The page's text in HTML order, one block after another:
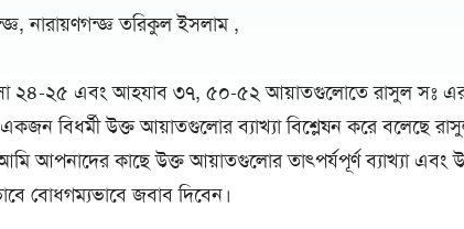
নারায়ণগন্জ্ঞ তরিকুল ইসলাম ,
২৪-২৫ এবং আহযাব ৩৭, ৫০-৫২ আয়াতগুলোতে রাসুল সঃ এর
বিধর্মী উক্ত আয়াতগুলোর ব্যাখ্যা বিশ্লেষন করে বলেছে
আপনাদের কাছে উক্ত আয়াতগুলোর তাৎপর্যপূর্ণ ব্যাখ্যা এবং
বোধগম্যভাবে জবাব দিবেন।